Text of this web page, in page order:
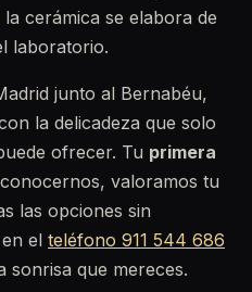
cerámica se elabora de
laboratorio.
junto al Bernabéu,
la delicadeza que solo
ofrecer. Tu primera
valoramos tu
las opciones sin
el teléfono 911 544 686
sonrisa que mereces.